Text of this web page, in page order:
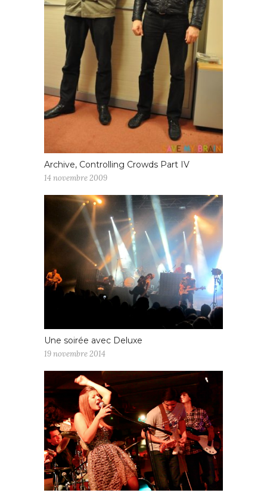
Archive, Controlling Crowds Part IV
14 novembre 2009
Une soirée avec Deluxe
19 novembre 2014